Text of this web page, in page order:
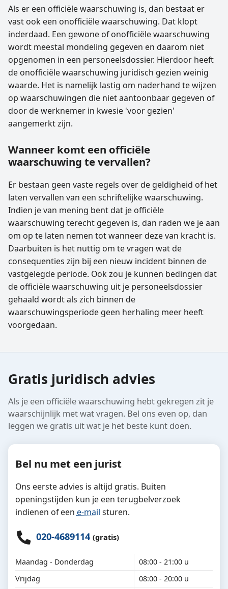
Als er een officiële waarschuwing is, dan bestaat er
vast ook een onofficiële waarschuwing. Dat klopt
inderdaad. Een gewone of onofficiële waarschuwing
wordt meestal mondeling gegeven en daarom niet
opgenomen in een personeelsdossier. Hierdoor heeft
de onofficiële waarschuwing juridisch gezien weinig
waarde. Het is namelijk lastig om naderhand te wijzen
op waarschuwingen die niet aantoonbaar gegeven of
door de werknemer in kwesie 'voor gezien'
aangemerkt zijn.
Wanneer komt een officiële
waarschuwing te vervallen?
Er bestaan geen vaste regels over de geldigheid of het
laten vervallen van een schriftelijke waarschuwing.
Indien je van mening bent dat je officiële
waarschuwing terecht gegeven is, dan raden we je aan
om op te laten nemen tot wanneer deze van kracht is.
Daarbuiten is het nuttig om te vragen wat de
consequenties zijn bij een nieuw incident binnen de
vastgelegde periode. Ook zou je kunnen bedingen dat
de officiële waarschuwing uit je personeelsdossier
gehaald wordt als zich binnen de
waarschuwingsperiode geen herhaling meer heeft
voorgedaan.
Gratis juridisch advies
Als je een officiële waarschuwing hebt gekregen zit je
waarschijnlijk met wat vragen. Bel ons even op, dan
leggen we gratis uit wat je het beste kunt doen.
Bel nu met een jurist
Ons eerste advies is altijd gratis. Buiten
openingstijden kun je een terugbelverzoek
indienen of een e-mail sturen.
020-4689114 (gratis)
Maandag - Donderdag
08:00 - 21:00 u
Vrijdag
08:00 - 20:00 u